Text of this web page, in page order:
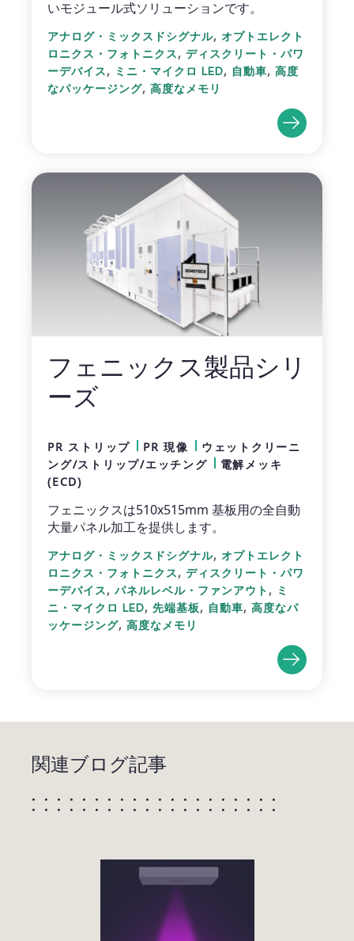
いモジュール式ソリューションです。
アナログ・ミックスドシグナル, オプトエレクト
ロニクス・フォトニクス, ディスクリート・パワ
ーデバイス, ミニ・マイクロ LED, 自動車, 高度
なパッケージング, 高度なメモリ
フェニックス製品シリ
ーズ
PR ストリップ PR 現像
ウェットクリーニ
ング/ストリップ/エッチング
電解メッキ
(ECD)
フェニックスは510x515mm 基板用の全自動
大量パネル加工を提供します。
アナログ・ミックスドシグナル, オプトエレクト
ロニクス・フォトニクス, ディスクリート・パワ
ーデバイス, パネルレベル・ファンアウト ,
ミ
ニ・マイクロ LED, 先端基板, 自動車, 高度なパ
ッケージング, 高度なメモリ
関連ブログ記事